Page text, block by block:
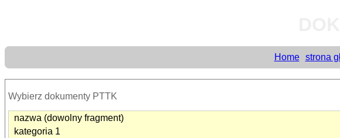
Home strona
Wybierz dokumenty PTTK
nazwa (dowolny fragment)
kategoria 1